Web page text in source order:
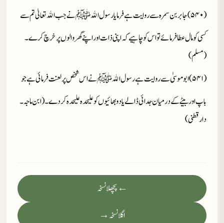
(۵۴۰)جابر بن سمرہ سے روایت ہے فرمایا رسول الله
ﷺنے جب الله تعالیٰ تم سے
کسی کو مال عطا فرمائے تو اس کو چاہیے کہ اپنی ذات اور اپنے گھر والوں پر خرچ کرے۔
(مسلم)
(۵۴۱)ابو موسیٰ سے روایت ہے رسول الله
ﷺنے اس شخص پر لعنت فرمائی ہے جو
باپ اور بیٹے کے درمیان جدائی ڈالے یا دو بھائیوں کو علیحدہ علیحدہ کردے۔ (ابن ماجہ۔
دارقطنی)
← پچھلا نسخہ
اگلا نسخہ →